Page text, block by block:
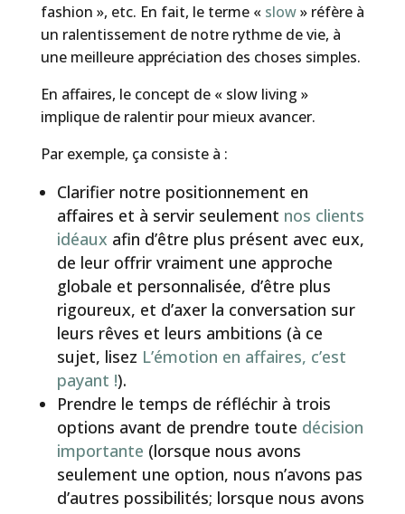
fashion », etc. En fait, le terme « slow» réfère à
un ralentissement de notre rythme de vie, à
une meilleure appréciation des choses simples.
En affaires, le concept de « slow living »
implique de ralentir pour mieux avancer.
Par exemple, ça consiste à :
Clarifier notre positionnement en
affaires et à servir seulement nos clients
idéaux afin d’être plus présent avec eux,
de leur offrir vraiment une approche
globale et personnalisée, d’être plus
rigoureux, et d’axer la conversation sur
leurs rêves et leurs ambitions (à ce
sujet, lisez L’émotion en affaires, c’est
payant !).
Prendre le temps de réfléchir à trois
options avant de prendre toute décision
importante (lorsque nous avons
seulement une option, nous n’avons pas
d’autres possibilités; lorsque nous avons